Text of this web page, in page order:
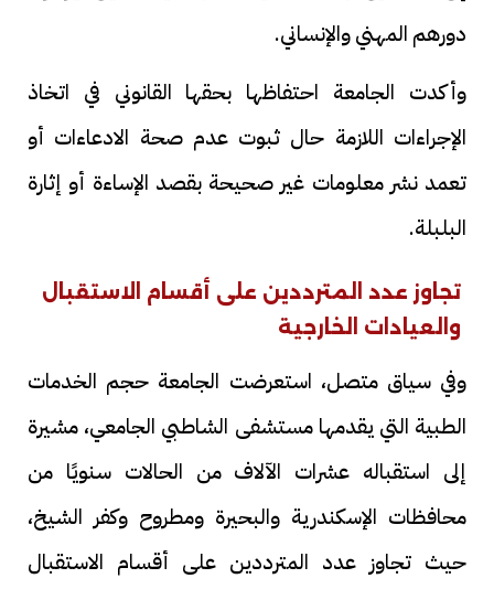
دورهم المهني والإنساني.
وأكدت الجامعة احتفاظها بحقها القانوني في اتخاذ
الإجراءات اللازمة حال ثبوت عدم صحة الادعاءات أو
تعمد نشر معلومات غير صحيحة بقصد الإساءة أو إثارة
البلبلة.
تجاوز عدد المترددين على أقسام الاستقبال
والعيادات الخارجية
وفي سياق متصل، استعرضت الجامعة حجم الخدمات
الطبية التي يقدمها مستشفى الشاطبي الجامعي، مشيرة
إلى استقباله عشرات الآلاف من الحالات سنويًا من
محافظات الإسكندرية والبحيرة ومطروح وكفر الشيخ،
حيث تجاوز عدد المترددين على أقسام الاستقبال